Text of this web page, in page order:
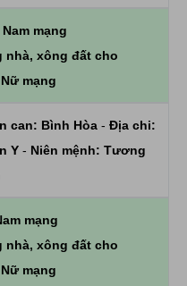
mạng
xông đất cho
mạng
can: Bình Hòa - Địa chi:
Y - Niên mệnh: Tương
mạng
xông đất cho
mạng